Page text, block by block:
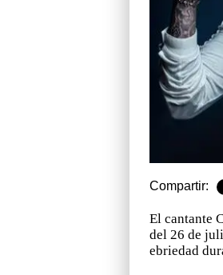
Compartir:
El cantante
del 26 de
ebriedad